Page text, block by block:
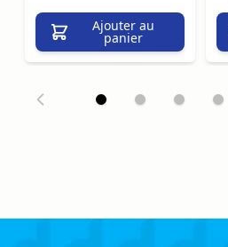
Ajouter au
panier